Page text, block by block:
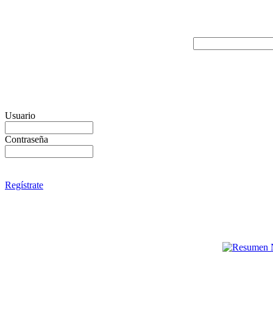
Usuario
Contraseña
Regístrate